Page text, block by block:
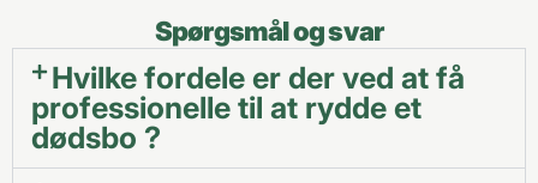
Spørgsmål og svar
Hvilke fordele er der ved at få
professionelle til at rydde et
dødsbo ?